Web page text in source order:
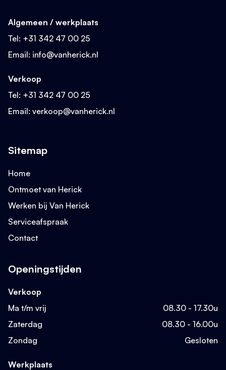
Algemeen / werkplaats
Tel: +31 342 47 00 25
Email: info@vanherick.nl
Verkoop
Tel: +31 342 47 00 25
Email: verkoop@vanherick.nl
Sitemap
Home
Ontmoet van Herick
Werken bij Van Herick
Serviceafspraak
Contact
Openingstijden
Verkoop
Ma t/m vrij
08.30 - 17.30u
Zaterdag
08.30 - 16.00u
Zondag
Gesloten
Werkplaats